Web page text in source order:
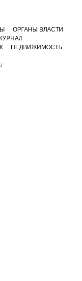
ОРГАНЫ ВЛАСТИ
НЕДВИЖИМОСТЬ